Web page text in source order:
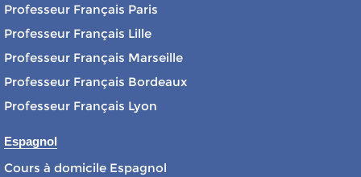
Professeur Français Paris
Professeur Français Lille
Professeur Français Marseille
Professeur Français Bordeaux
Professeur Français Lyon
Espagnol
Cours à domicile Espagnol